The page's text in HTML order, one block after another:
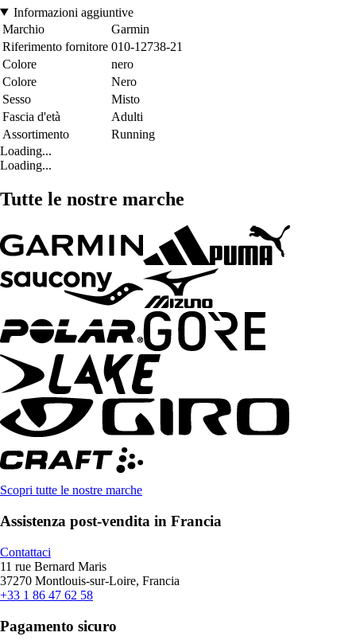
Informazioni aggiuntive
Marchio
Garmin
Riferimento fornitore 010-12738-21
Colore
nero
Colore
Nero
Sesso
Misto
Fascia d'età
Adulti
Assortimento
Running
Loading...
Loading...
Tutte le nostre marche
Scopri tutte le nostre marche
Assistenza post-vendita in Francia
Contattaci
11 rue Bernard Maris
37270 Montlouis-sur-Loire, Francia
+33 1 86 47 62 58
Pagamento sicuro